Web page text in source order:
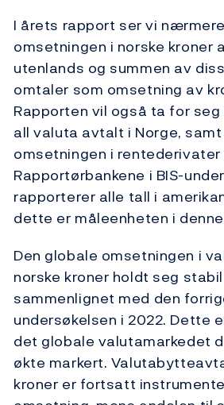
I årets rapport ser vi
omsetningen i norske kroner
utenlands og summen av
omtaler som omsetning av
Rapporten vil også ta for
all valuta avtalt i Norge,
omsetningen i rentederivater
Rapportørbankene i BIS-
rapporterer alle tall i
dette er måleenheten i
Den globale omsetningen i
norske kroner holdt seg
sammenlignet med den
undersøkelsen i 2022. Dette
det globale valutamarkedet
økte markert.
kroner er fortsatt